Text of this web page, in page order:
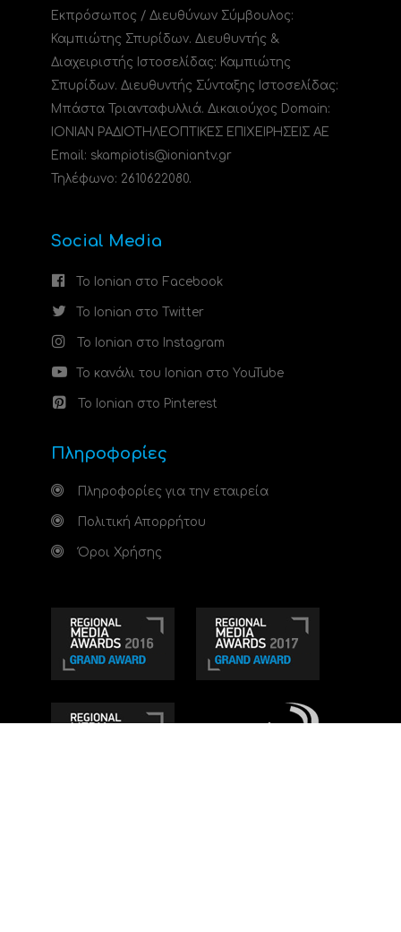
Εκπρόσωπος / Διευθύνων Σύμβουλος:
Καμπιώτης Σπυρίδων. Διευθυντής &
Διαχειριστής Ιστοσελίδας: Καμπιώτης
Σπυρίδων. Διευθυντής Σύνταξης Ιστοσελίδας:
Μπάστα Τριανταφυλλιά. Δικαιούχος Domain:
ΙΟΝΙΑΝ ΡΑΔΙΟΤΗΛΕΟΠΤΙΚΕΣ ΕΠΙΧΕΙΡΗΣΕΙΣ ΑΕ
Email: skampiotis@ioniantv.gr
Τηλέφωνο: 2610622080.
Social Media
Το Ionian στο Facebook
Το Ionian στο Twitter
Το Ionian στο Instagram
Το κανάλι του Ionian στο YouTube
Το Ionian στο Pinterest
Πληροφορίες
Πληροφορίες για την εταιρεία
Πολιτική Απορρήτου
Όροι Χρήσης